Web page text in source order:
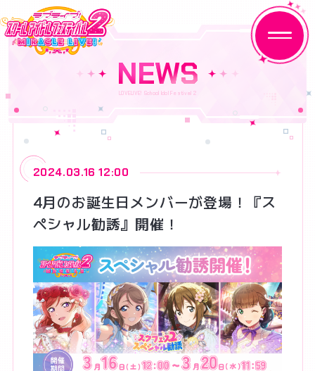
HOME
ABOUT
MEMBER
MOVIE
SYSTEM
NEWS
2024.03.16 12:00
4月のお誕生日メンバーが登場！『ス
ペシャル勧誘』開催！